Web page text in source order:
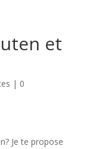
et
| 0
Je te propose